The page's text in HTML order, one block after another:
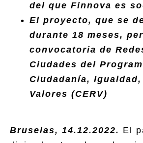
del que Finnova es
El proyecto, que se
durante 18 meses,
convocatoria de
Ciudades del
Ciudadanía,
Valores (CERV)
Bruselas, 14.12.2022. El